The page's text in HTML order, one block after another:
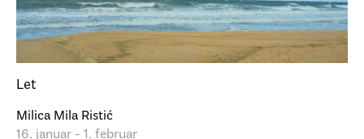
Let
Milica Mila Ristić
16. januar - 1. februar